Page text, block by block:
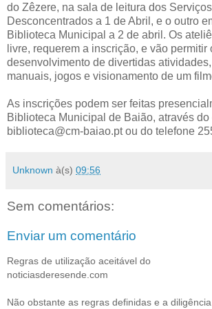
do Zêzere, na sala de leitura dos
Desconcentrados a 1 de Abril, e o outro
Biblioteca Municipal a 2 de abril. Os
livre, requerem a inscrição, e vão permitir
desenvolvimento de divertidas
manuais, jogos e visionamento de um
As inscrições podem ser feitas
Biblioteca Municipal de Baião, através do
biblioteca@cm-baiao.pt ou do telefone
Unknown à(s) 09:56
Sem comentários:
Enviar um comentário
Regras de utilização aceitável do
noticiasderesende.com
Não obstante as regras definidas e a